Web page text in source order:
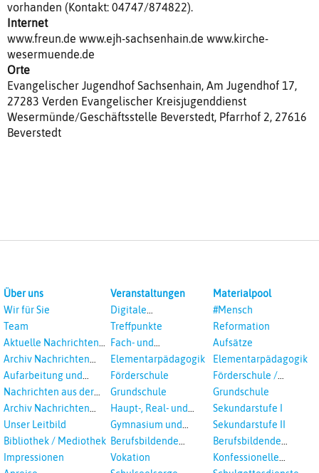
vorhanden (Kontakt: 04747/874822).
Internet
www.freun.de www.ejh-sachsenhain.de www.kirche-
wesermuende.de
Orte
Evangelischer Jugendhof Sachsenhain, Am Jugendhof 17,
27283 Verden Evangelischer Kreisjugenddienst
Wesermünde/Geschäftsstelle Beverstedt, Pfarrhof 2, 27616
Beverstedt
Über uns
Wir für Sie
Team
Aktuelle Nachrichten
aus dem RPI
Archiv Nachrichten
aus dem RPI ab 2018
Aufarbeitung und
Prävention
Landeskirche und EKD
Nachrichten aus der
Landeskirche
Archiv Nachrichten
aus der Landeskirche
Unser Leitbild
Bibliothek / Mediothek
Impressionen
Veranstaltungen
Digitale
Veranstaltungen
Treffpunkte
Fach- und
Studientagungen
Elementarpädagogik
Förderschule
Grundschule
Haupt-, Real- und
Oberschule
Gymnasium und
Gesamtschule
Berufsbildende
Schulen
Vokation
Materialpool
#Mensch
Reformation
Aufsätze
Elementarpädagogik
Förderschule /
Inklusion
Grundschule
Sekundarstufe I
Sekundarstufe II
Berufsbildende
Schulen
Konfessionelle
Kooperation